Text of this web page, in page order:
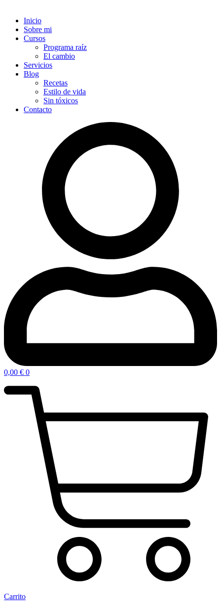
Inicio
Sobre mi
Cursos
Programa raíz
El cambio
Servicios
Blog
Recetas
Estilo de vida
Sin tóxicos
Contacto
0,00 € 0
Carrito